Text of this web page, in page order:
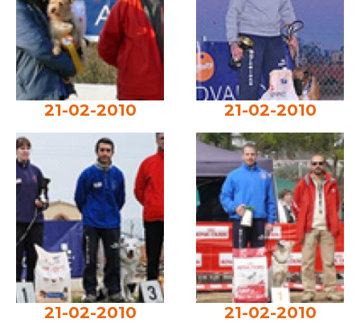
21-02-2010 21-02-2010
21-02-2010 21-02-2010